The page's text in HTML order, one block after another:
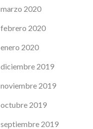
marzo 2020
febrero 2020
enero 2020
diciembre 2019
noviembre 2019
octubre 2019
septiembre 2019